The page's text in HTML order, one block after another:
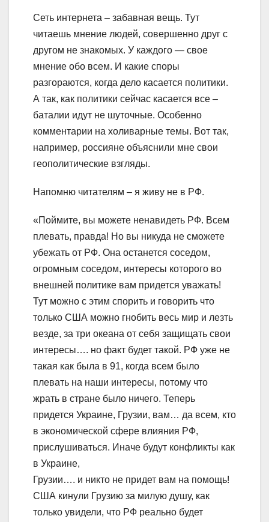
Сеть интернета – забавная вещь. Тут
читаешь мнение людей, совершенно друг с
другом не знакомых. У каждого — свое
мнение обо всем. И какие споры
разгораются, когда дело касается политики.
А так, как политики сейчас касается все –
баталии идут не шуточные. Особенно
комментарии на холиварные темы. Вот так,
например, россияне объяснили мне свои
геополитические взгляды.
Напомню читателям – я живу не в РФ.
«Поймите, вы можете ненавидеть РФ. Всем
плевать, правда! Но вы никуда не сможете
убежать от РФ. Она останется соседом,
огромным соседом, интересы которого во
внешней политике вам придется уважать!
Тут можно с этим спорить и говорить что
только США можно гнобить весь мир и лезть
везде, за три океана от себя защищать свои
интересы…. но факт будет такой. РФ уже не
такая как была в 91, когда всем было
плевать на наши интересы, потому что
жрать в стране было ничего. Теперь
придется Украине, Грузии, вам… да всем, кто
в экономической сфере влияния РФ,
прислушиваться. Иначе будут конфликты как
в Украине,
Грузии…. и никто не придет вам на помощь!
США кинули Грузию за милую душу, как
только увидели, что РФ реально будет